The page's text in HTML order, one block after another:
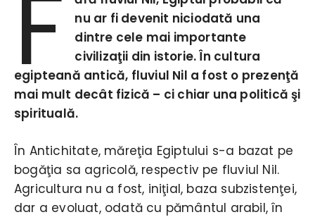
F
nu ar fi devenit niciodată una
dintre cele mai importante
civilizaţii din istorie. În cultura
egipteană antică, fluviul Nil a fost o prezenţă
mai mult decât fizică – ci chiar una politică şi
spirituală.
În Antichitate, măreţia Egiptului s-a bazat pe
bogăţia sa agricolă, respectiv pe fluviul Nil.
Agricultura nu a fost, iniţial, baza subzistenţei,
dar a evoluat, odată cu pământul arabil, în